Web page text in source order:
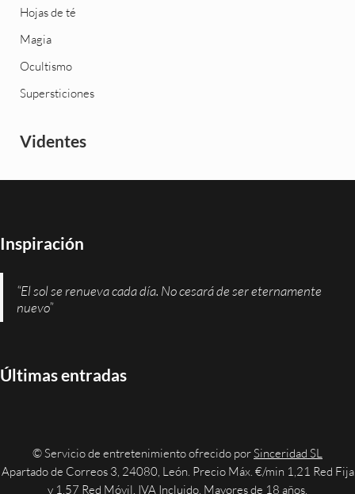
Hojas de té
Magia
Ocultismo
Supersticiones
Videntes
Inspiración
“El sol se renueva cada día. No cesará de ser eternamente
nuevo”
Últimas entradas
© Servicio de entretenimiento ofrecido porSinceridad SL
Apartado de Correos 3, 24080, León. Precio Máx. €/min 1,21 Red Fija
y 1,57 Red Móvil. IVA Incluido. Mayores de 18 años.